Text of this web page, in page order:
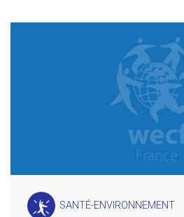
SANTÉ-ENVIRONNEMENT